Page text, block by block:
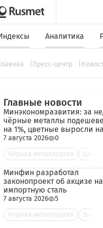
Аналитика
Пресс-центр
Главные новости
Минэкономразвития: за
чёрные металлы
на 1%, цветные выросли
7 августа 2026
0
Черная металлургия
Цве
Минфин разработал
законопроект об акцизе на
импортную сталь
7 августа 2026
5
Черная металлургия
Зак